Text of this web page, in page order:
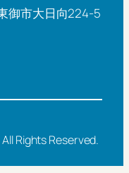
市大日向224-5
Rights Reserved.